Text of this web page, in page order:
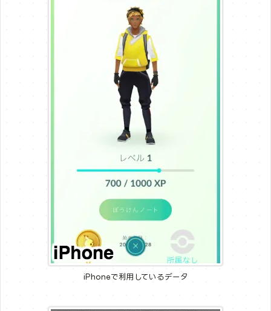
iPhoneで利用しているデータ